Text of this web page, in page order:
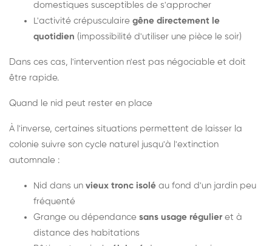
domestiques susceptibles de s'approcher
L'activité crépusculaire gêne directement le
quotidien (impossibilité d'utiliser une pièce le soir)
Dans ces cas, l'intervention n'est pas négociable et doit
être rapide.
Quand le nid peut rester en place
À l'inverse, certaines situations permettent de laisser la
colonie suivre son cycle naturel jusqu'à l'extinction
automnale :
Nid dans un vieux tronc isolé au fond d'un jardin peu
fréquenté
Grange ou dépendance sans usage régulier et à
distance des habitations